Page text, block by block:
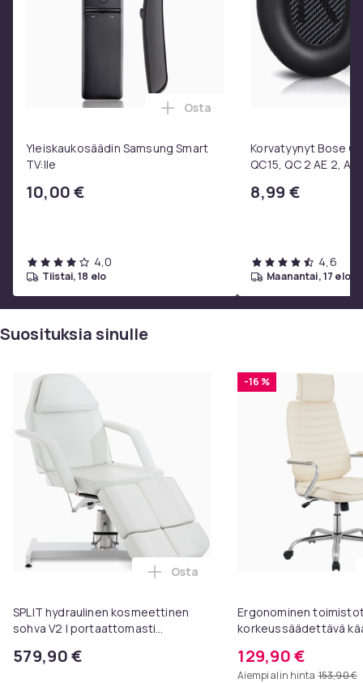
Max. Kantavuus: 400 kg
e0c072d9-f92a-4f93-93ee-8ffb5af49255
Tuoteturvallisuustiedot
Yleiskaukosäädin Samsung Smart
TV:lle
10,00 €
Lisää Yleiskaukosäädin
Osta
4,0
tiistai, 18 elo
Korvatyynyt Bose
QC15, QC 2 AE 2, AE
8,99 €
4,6
maanantai, 17 elo
Suosituksia sinulle
SPLIT hydraulinen kosmeettinen
sohva V2 I portaattomasti
jalkaosa säädettävissä
579,90 €
Lisää SPLIT hydraulinen
Osta
-16 %
Ergonominen
korkeussäädettävä
niskatuella,
129,90 €
Aiempi alin hinta 153,90 €